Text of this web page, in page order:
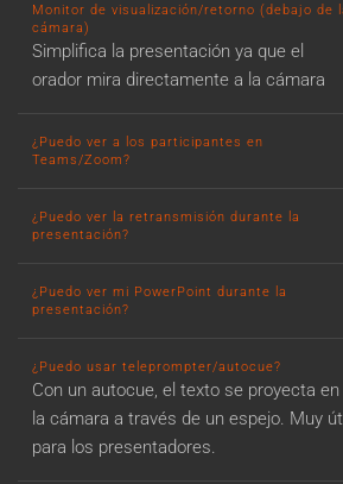
Monitor de visualización/retorno (debajo de
cámara)
Simplifica la presentación ya que el
orador mira directamente a la cámara
¿Puedo ver a los participantes en
Teams/Zoom?
¿Puedo ver la retransmisión durante la
presentación?
¿Puedo ver mi PowerPoint durante la
presentación?
¿Puedo usar teleprompter/autocue?
Con un autocue, el texto se proyecta en
la cámara a través de un espejo. Muy
para los presentadores.